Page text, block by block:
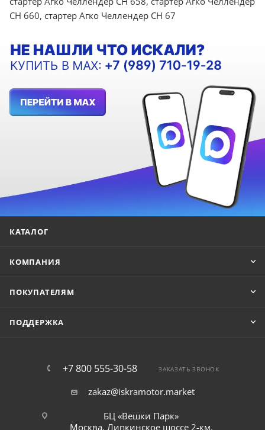
CH 660, стартер Агко Челлендер CH 67
КАТАЛОГ
КОМПАНИЯ
ПОКУПАТЕЛЯМ
ПОДДЕРЖКА
+7 800 555-30-58 ЗАКАЗАТЬ ЗВОНОК
zakaz@iskramotor.market
БЦ «Вешки Парк»
Москва, Липкинское шоссе 2-км,